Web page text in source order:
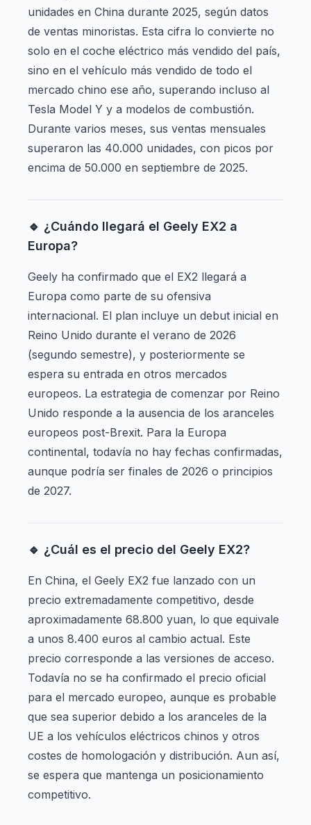
unidades en China durante 2025, según datos
de ventas minoristas. Esta cifra lo convierte no
solo en el coche eléctrico más vendido del país,
sino en el vehículo más vendido de todo el
mercado chino ese año, superando incluso al
Tesla Model Y y a modelos de combustión.
Durante varios meses, sus ventas mensuales
superaron las 40.000 unidades, con picos por
encima de 50.000 en septiembre de 2025.
🔹 ¿Cuándo llegará el Geely EX2 a
Europa?
Geely ha confirmado que el EX2 llegará a
Europa como parte de su ofensiva
internacional. El plan incluye un debut inicial en
Reino Unido durante el verano de 2026
(segundo semestre), y posteriormente se
espera su entrada en otros mercados
europeos. La estrategia de comenzar por Reino
Unido responde a la ausencia de los aranceles
europeos post-Brexit. Para la Europa
continental, todavía no hay fechas confirmadas,
aunque podría ser finales de 2026 o principios
de 2027.
🔹 ¿Cuál es el precio del Geely EX2?
En China, el Geely EX2 fue lanzado con un
precio extremadamente competitivo, desde
aproximadamente 68.800 yuan, lo que equivale
a unos 8.400 euros al cambio actual. Este
precio corresponde a las versiones de acceso.
Todavía no se ha confirmado el precio oficial
para el mercado europeo, aunque es probable
que sea superior debido a los aranceles de la
UE a los vehículos eléctricos chinos y otros
costes de homologación y distribución. Aun así,
se espera que mantenga un posicionamiento
competitivo.